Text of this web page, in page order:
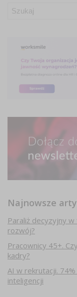
Najnowsze
Paraliż decyzyjny
rozwój?
Pracownicy 45+.
kadry?
AI w rekrutacji.
inteligencji